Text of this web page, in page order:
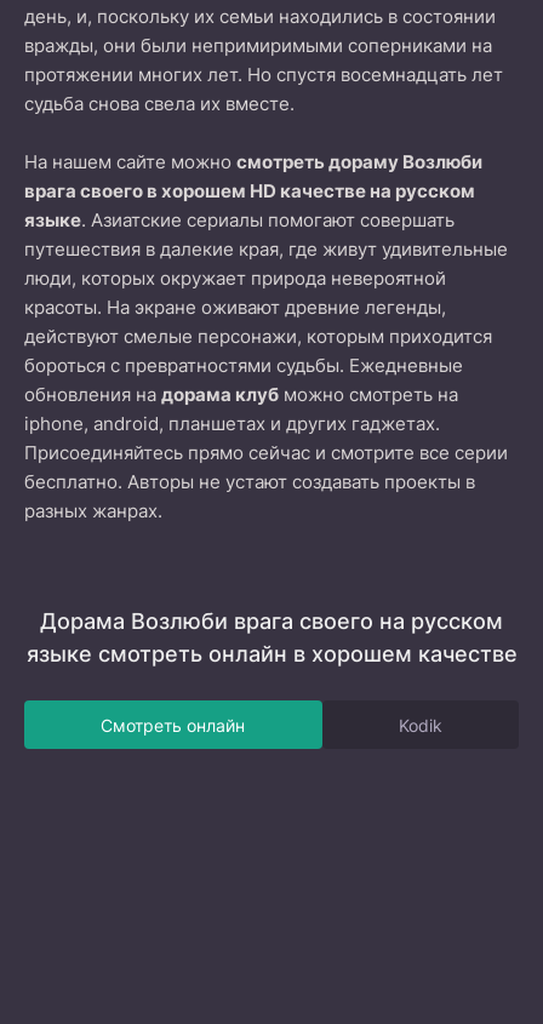
день, и, поскольку их семьи находились в состоянии
вражды, они были непримиримыми соперниками на
протяжении многих лет. Но спустя восемнадцать лет
судьба снова свела их вместе.
На нашем сайте можно смотреть дораму Возлюби
врага своего в хорошем HD качестве на русском
языке. Азиатские сериалы помогают совершать
путешествия в далекие края, где живут удивительные
люди, которых окружает природа невероятной
красоты. На экране оживают древние легенды,
действуют смелые персонажи, которым приходится
бороться с превратностями судьбы. Ежедневные
обновления на дорама клуб можно смотреть на
iphone, android, планшетах и других гаджетах.
Присоединяйтесь прямо сейчас и смотрите все серии
бесплатно. Авторы не устают создавать проекты в
разных жанрах.
Дорама Возлюби врага своего на русском
языке смотреть онлайн в хорошем качестве
Смотреть онлайн Kodik